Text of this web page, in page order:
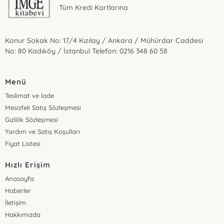
Tüm Kredi Kartlarına
Konur Sokak No: 17/4 Kızılay / Ankara / Mühürdar Caddesi
No: 80 Kadıköy / İstanbul Telefon: 0216 348 60 58
Menü
Teslimat ve İade
Mesafeli Satış Sözleşmesi
Gizlilik Sözleşmesi
Yardım ve Satış Koşulları
Fiyat Listesi
Hızlı Erişim
Anasayfa
Haberler
İletişim
Hakkımızda